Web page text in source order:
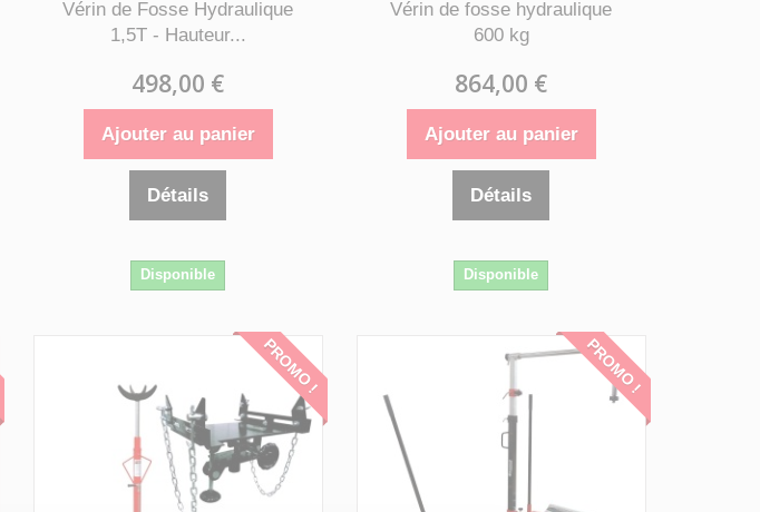
Vérin de Fosse Hydraulique
1,5T - Hauteur...
498,00 €
Ajouter au panier
Détails
Disponible
Vérin de fosse hydraulique
600 kg
864,00 €
Ajouter au panier
Détails
Disponible
PROMO ! PROMO !